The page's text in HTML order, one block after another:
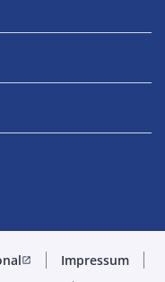
open_in_new
Impressum